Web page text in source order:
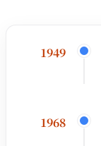
1949
1968